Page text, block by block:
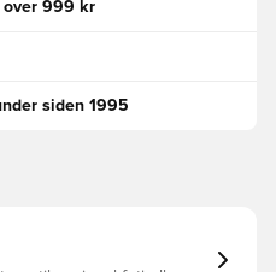
over 999 kr
siden 1995